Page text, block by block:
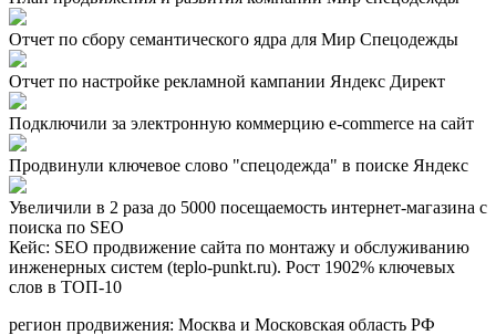
Отчет по сбору семантического ядра для Мир Спецодежды
Отчет по настройке рекламной кампании Яндекс Директ
Подключили за электронную коммерцию e-commerce на сайт
Продвинули ключевое слово "спецодежда" в поиске Яндекс
Увеличили в 2 раза до 5000 посещаемость интернет-магазина с
поиска по SEO
Кейс: SEO продвижение сайта по монтажу и обслуживанию
инженерных систем (teplo-punkt.ru). Рост 1902% ключевых
слов в ТОП-10
регион продвижения: Москва и Московская область РФ